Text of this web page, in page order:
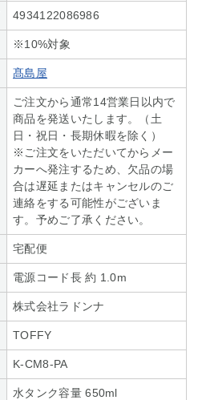
4934122086986
※10%対象
髙島屋
ご注文から通常14営業日以内で
商品を発送いたします。（土
日・祝日・長期休暇を除く）
※ご注文をいただいてからメー
カーへ発注するため、欠品の場
合は遅延またはキャンセルのご
連絡をする可能性がございま
す。予めご了承ください。
宅配便
電源コード長 約 1.0m
株式会社ラドンナ
TOFFY
K-CM8-PA
水タンク容量 650ml